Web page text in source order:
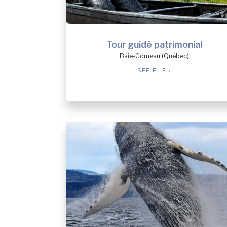
Tour guidé patrimonial
Baie-Comeau (Québec)
SEE FILE